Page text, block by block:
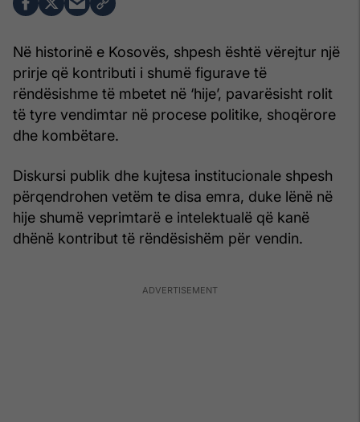
Në historinë e Kosovës, shpesh është vërejtur një
prirje që kontributi i shumë figurave të
rëndësishme të mbetet në ‘hije’, pavarësisht rolit
të tyre vendimtar në procese politike, shoqërore
dhe kombëtare.
Diskursi publik dhe kujtesa institucionale shpesh
përqendrohen vetëm te disa emra, duke lënë në
hije shumë veprimtarë e intelektualë që kanë
dhënë kontribut të rëndësishëm për vendin.